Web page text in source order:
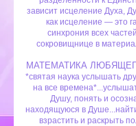
зависит исцеление Духа,
как исцеление — это
синхрония всех
сокровищнице в
МАТЕМАТИКА
*святая наука услышать
на все
Душу, понять и
находящуюся в
взрастить и раскрыть